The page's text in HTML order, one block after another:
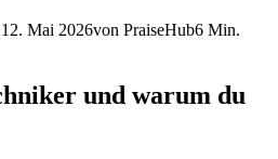
12. Mai 2026von PraiseHub6 Min.
und warum du